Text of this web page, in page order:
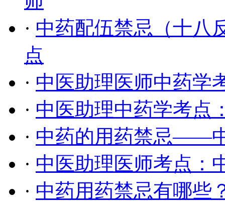
· 中药配伍禁忌（十八
点
· 中医助理医师中药学
· 中医助理中药学考点
· 中药的用药禁忌——
· 中医助理医师考点：
· 中药用药禁忌有哪些